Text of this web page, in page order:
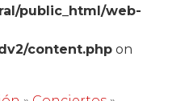
public_html/web-
content.phpon